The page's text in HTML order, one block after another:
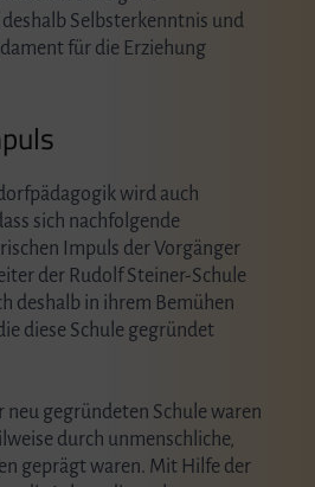
Selbsterkenntnis und
für die Erziehung
wird auch
sich nachfolgende
Impuls der Vorgänger
der Rudolf Steiner-Schule
deshalb in ihrem Bemühen
diese Schule gegründet
neu gegründeten Schule waren
durch unmenschliche,
geprägt waren. Mit Hilfe der